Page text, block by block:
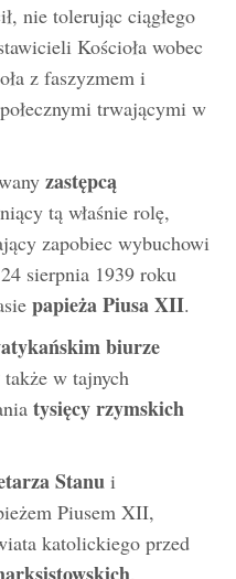
nie tolerując ciągłego
Kościoła wobec
z faszyzmem i
trwającymi w
zastępcą
tą właśnie rolę,
zapobiec wybuchowi
sierpnia 1939 roku
papieża Piusa XII.
biurze
także w tajnych
tysięcy rzymskich
Stanu i
Piusem XII,
katolickiego przed
.